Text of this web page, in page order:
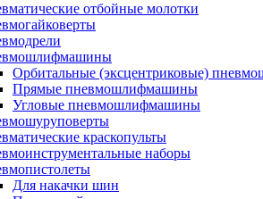
отбойные молотки
Орбитальные (эксцентриковые)
Прямые пневмошлифмашины
Угловые пневмошлифмашины
краскопульты
наборы
Для накачки шин